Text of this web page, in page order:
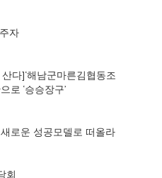
자
다]‘해남군마른김협동조
로 ‘승승장구’
로운 성공모델로 떠올라
회